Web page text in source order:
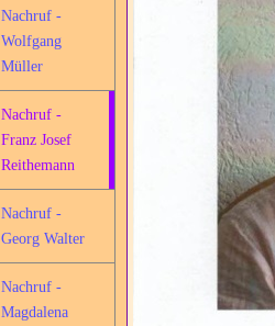
Nachruf -
Wolfgang
Müller
Nachruf -
Franz Josef
Reithemann
Nachruf -
Georg Walter
Nachruf -
Magdalena